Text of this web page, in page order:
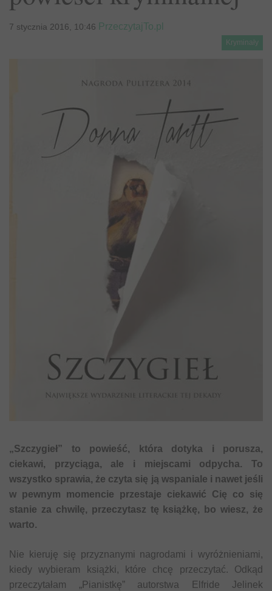
7 stycznia 2016, 10:46 PrzeczytajTo.pl
Kryminały
„Szczygieł” to powieść, która dotyka i porusza,
ciekawi, przyciąga, ale i miejscami odpycha. To
wszystko sprawia, że czyta się ją wspaniale i nawet jeśli
w pewnym momencie przestaje ciekawić Cię co się
stanie za chwilę, przeczytasz tę książkę, bo wiesz, że
warto.
Nie kieruję się przyznanymi nagrodami i wyróżnieniami,
kiedy wybieram książki, które chcę przeczytać. Odkąd
przeczytałam „Pianistkę” autorstwa Elfride Jelinek